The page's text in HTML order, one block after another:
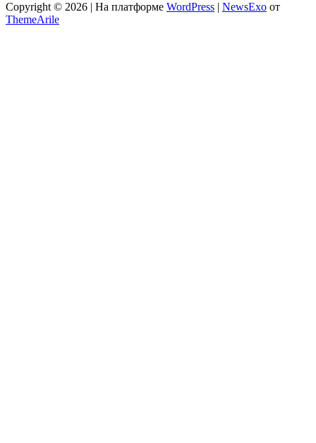
Copyright © 2026 | На платформе WordPress | NewsExo от
ThemeArile